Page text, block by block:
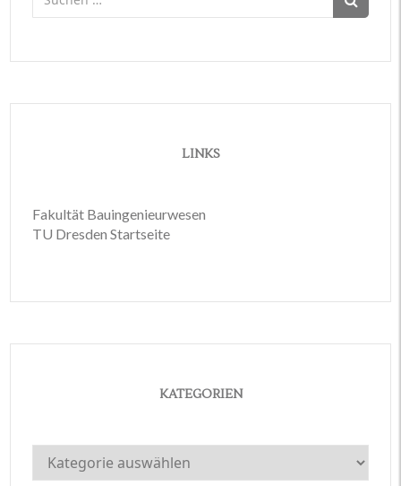
nach:
LINKS
Fakultät Bauingenieurwesen
TU Dresden Startseite
KATEGORIEN
Kategorien